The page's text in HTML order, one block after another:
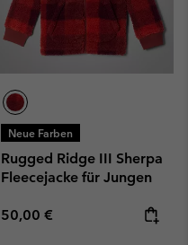
Neue Farben
Rugged Ridge III Sherpa
Fleecejacke für Jungen
Regular price:
50,00 €